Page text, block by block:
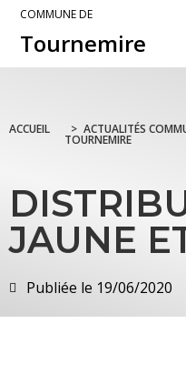
COMMUNE DE
Tournemire
ACCUEIL > ACTUALITÉS
TOURNEMIRE
JAUNE
Publiée le 19/06/2020